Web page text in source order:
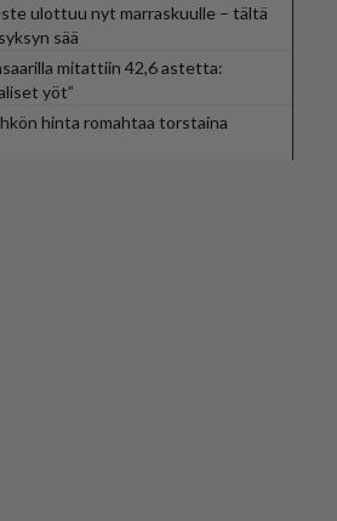
ulottuu nyt marraskuulle – tältä
sää
mitattiin 42,6 astetta:
yöt”
hinta romahtaa torstaina